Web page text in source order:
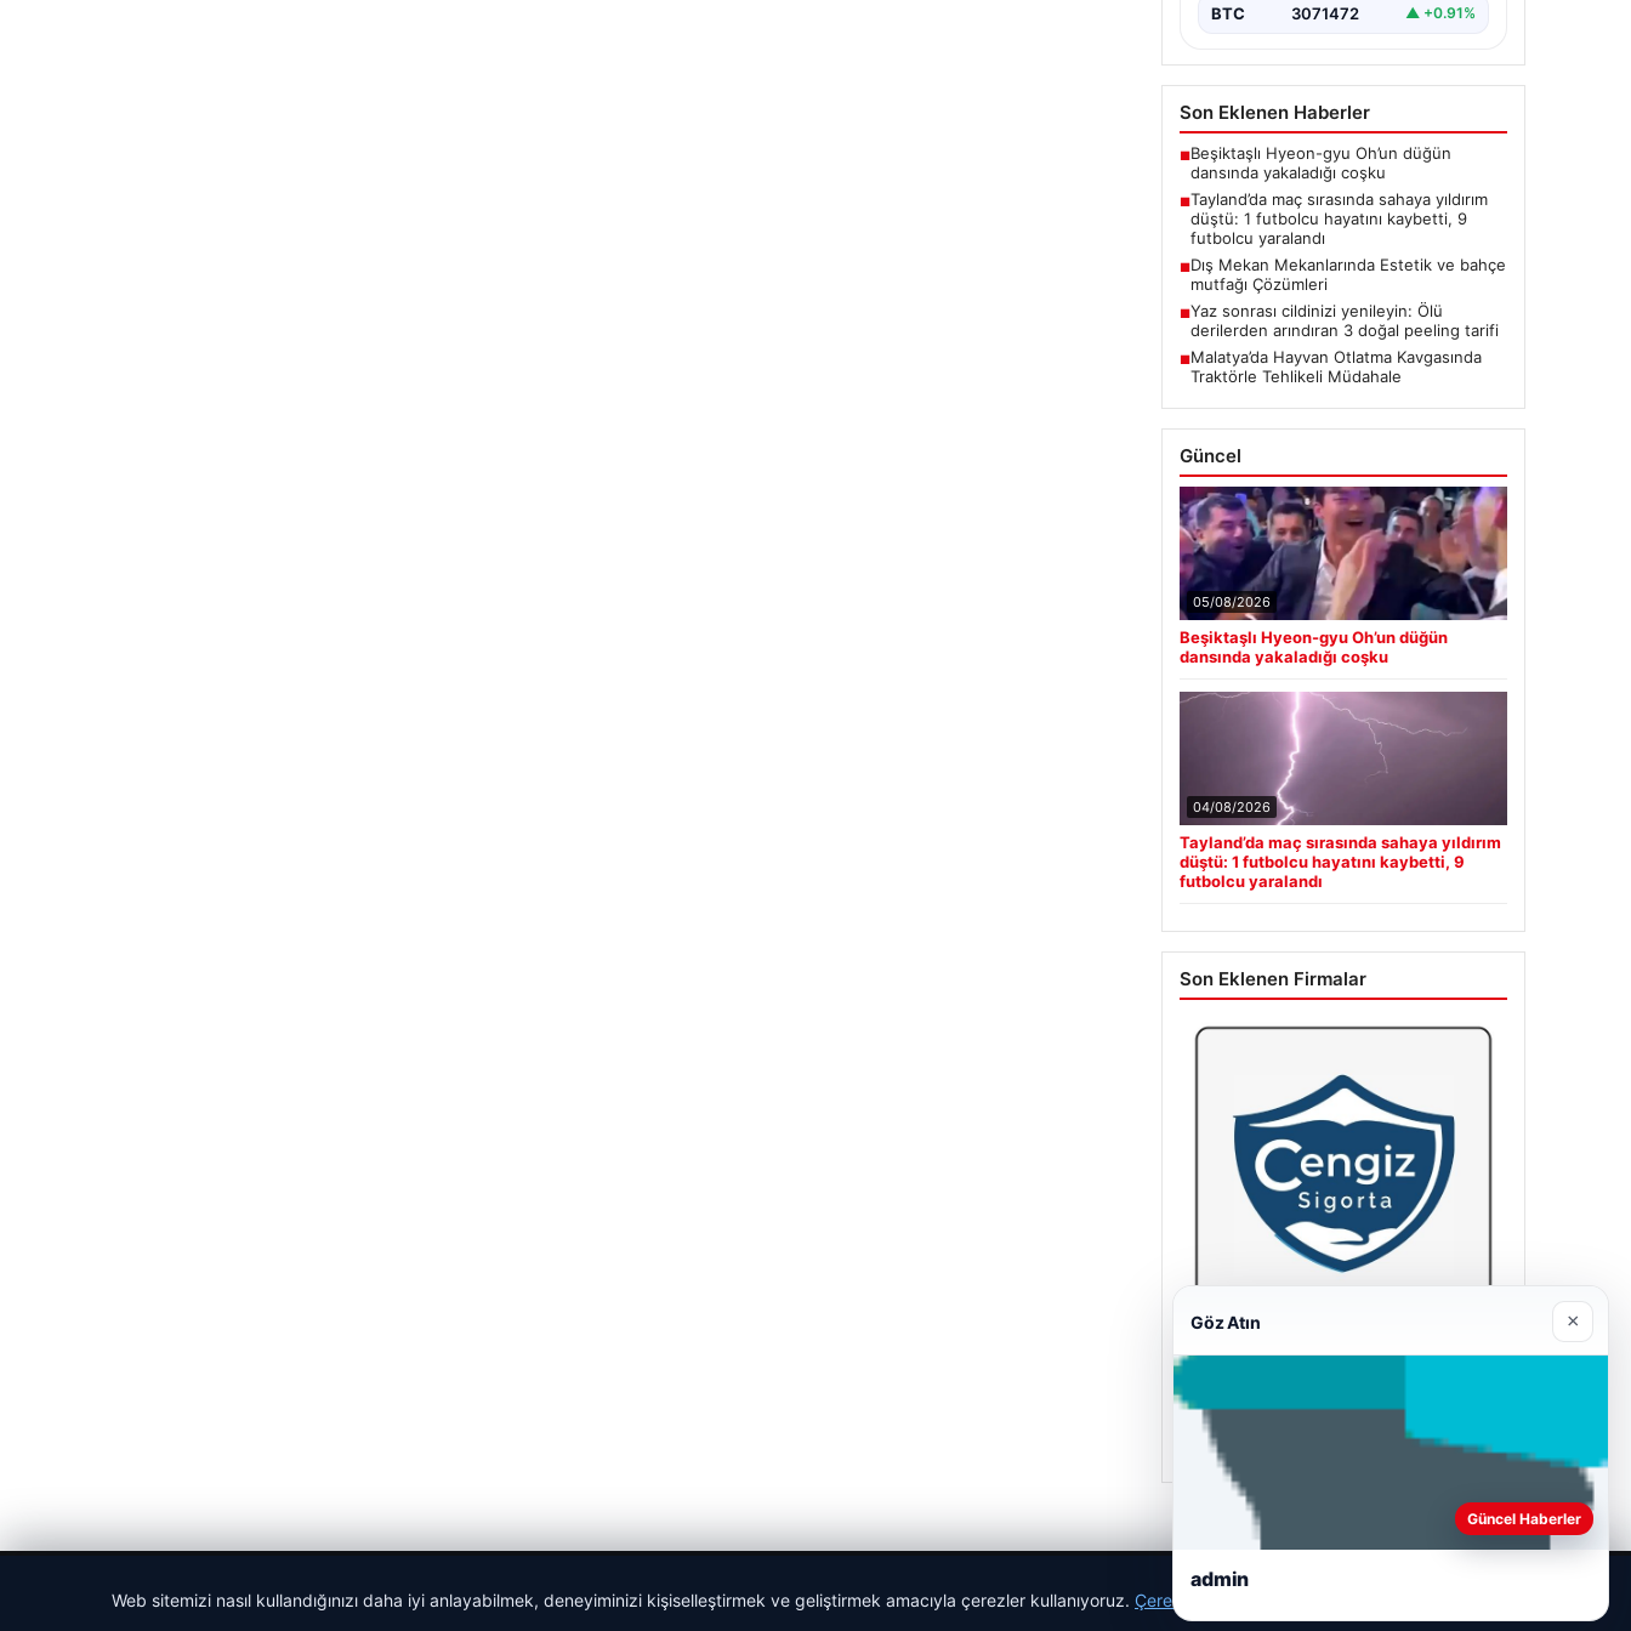
BTC 3071472 ▲ +0.91%
Son Eklenen Haberler
■Beşiktaşlı Hyeon-gyu Oh’un düğün
dansında yakaladığı coşku
■Tayland’da maç sırasında sahaya yıldırım
düştü: 1 futbolcu hayatını kaybetti, 9
futbolcu yaralandı
■Dış Mekan Mekanlarında Estetik ve bahçe
mutfağı Çözümleri
■Yaz sonrası cildinizi yenileyin: Ölü
derilerden arındıran 3 doğal peeling tarifi
■Malatya’da Hayvan Otlatma Kavgasında
Traktörle Tehlikeli Müdahale
Güncel
05/08/2026
Beşiktaşlı Hyeon-gyu Oh’un düğün
dansında yakaladığı coşku
04/08/2026
Tayland’da maç sırasında sahaya yıldırım
düştü: 1 futbolcu hayatını kaybetti, 9
futbolcu yaralandı
Son Eklenen Firmalar
Cengiz Sigorta
23/06/2026
Web sitemizi nasıl kullandığınızı daha iyi anlayabilmek, deneyiminizi kişiselleştirmek ve geliştirmek amacıyla çerezler kullanıyoruz. Çerez Politikamız
Göz Atın ×
Güncel Haberler
admin